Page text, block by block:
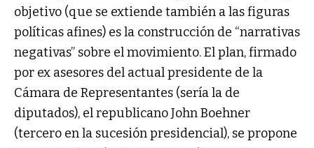
objetivo (que se extiende también a las figuras
políticas afines) es la construcción de “narrativas
negativas” sobre el movimiento. El plan, firmado
por ex asesores del actual presidente de la
Cámara de Representantes (sería la de
diputados), el republicano John Boehner
(tercero en la sucesión presidencial), se propone